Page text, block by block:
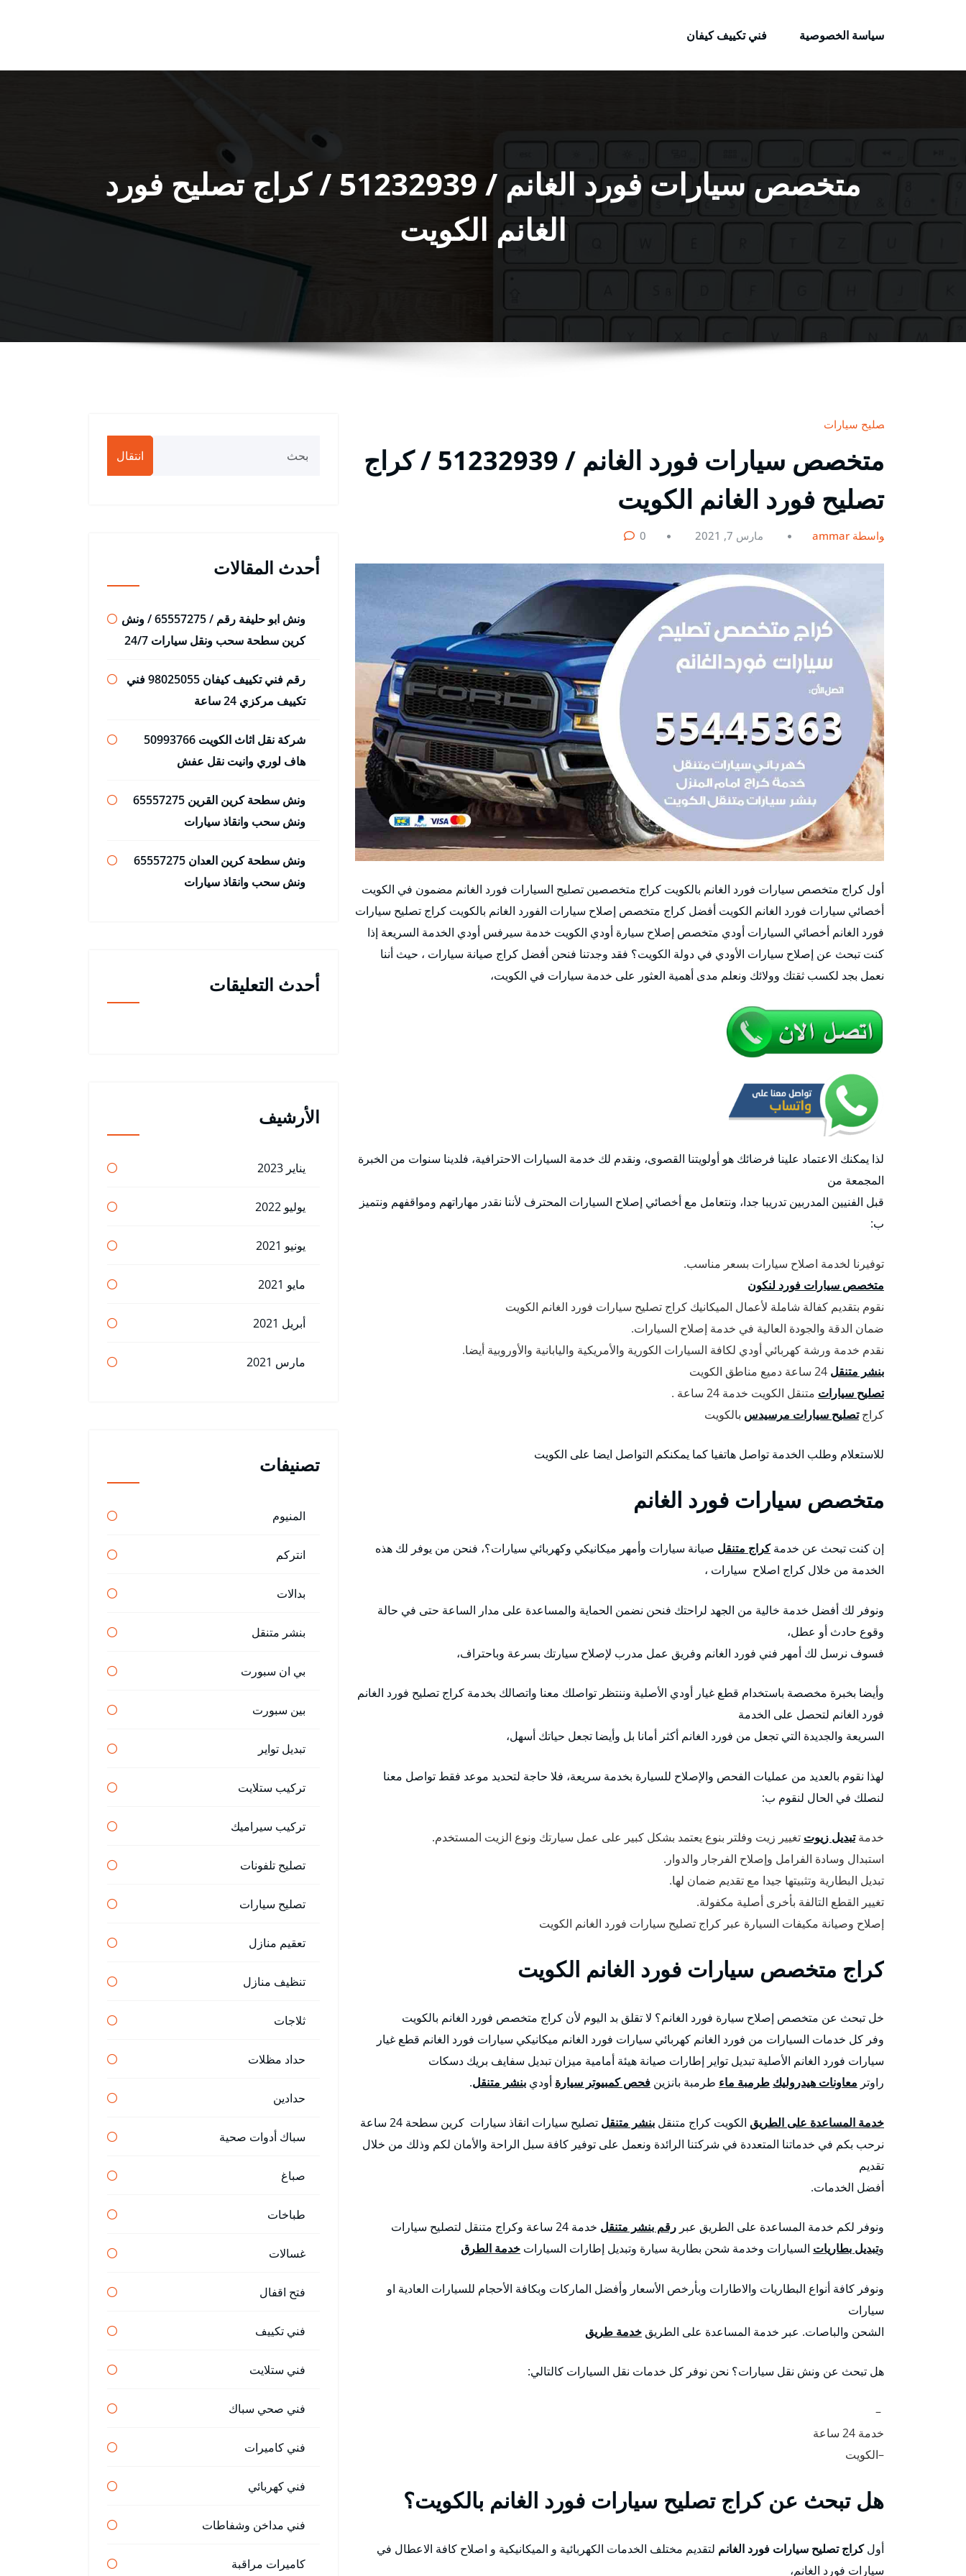
سياسة الخصوصية
فني تكييف كيفان
متخصص سيارات فورد الغانم / 51232939‬ / كراج تصليح فورد
الغانم الكويت
تصليح سيارات
متخصص سيارات فورد الغانم / 51232939‬ / كراج
تصليح فورد الغانم الكويت
بواسطة ammar مارس 7, 2021 0
أول كراج متخصص سيارات فورد الغانم بالكويت كراج متخصصين تصليح السيارات فورد الغانم مضمون في الكويت
أخصائي سيارات فورد الغانم الكويت أفضل كراج متخصص إصلاح سيارات الفورد الغانم بالكويت كراج تصليح سيارات
فورد الغانم أخصائي السيارات أودي متخصص إصلاح سيارة أودي الكويت خدمة سيرفس أودي الخدمة السريعة إذا
كنت تبحث عن إصلاح سيارات الأودي في دولة الكويت؟ فقد وجدتنا فنحن أفضل كراج صيانة سيارات ، حيث أننا
نعمل بجد لكسب ثقتك وولائك ونعلم مدى أهمية العثور على خدمة سيارات في الكويت،
لذا يمكنك الاعتماد علينا فرضائك هو أولويتنا القصوى، ونقدم لك خدمة السيارات الاحترافية، فلدينا سنوات من الخبرة
المجمعة من
قبل الفنيين المدربين تدريبا جدا، ونتعامل مع أخصائي إصلاح السيارات المحترف لأننا نقدر مهاراتهم ومواقفهم ونتميز
ب:
توفيرنا لخدمة اصلاح سيارات بسعر مناسب.
متخصص سيارات فورد لنكون
نقوم بتقديم كفالة شاملة لأعمال الميكانيك كراج تصليح سيارات فورد الغانم الكويت
ضمان الدقة والجودة العالية في خدمة إصلاح السيارات.
نقدم خدمة ورشة كهربائي أودي لكافة السيارات الكورية والأمريكية واليابانية والأوروبية أيضا.
بنشر متنقل
تصليح سيارات متنقل الكويت خدمة 24 ساعة .
كراجتصليح سيارات مرسيدس بالكويت
للاستعلام وطلب الخدمة تواصل هاتفيا كما يمكنكم التواصل ايضا على الكويت
متخصص سيارات فورد الغانم
إن كنت تبحث عن خدمةكراج متنقل صيانة سيارات وأمهر ميكانيكي وكهربائي سيارات؟، فنحن من يوفر لك هذه
الخدمة من خلال كراج اصلاح سيارات ،
ونوفر لك أفضل خدمة خالية من الجهد لراحتك فنحن نضمن الحماية والمساعدة على مدار الساعة حتى في حالة
وقوع حادث أو عطل،
فسوف نرسل لك أمهر فني فورد الغانم وفريق عمل مدرب لإصلاح سيارتك بسرعة وباحتراف،
وأيضا بخبرة مخصصة باستخدام قطع غيار أودي الأصلية وننتظر تواصلك معنا واتصالك بخدمة كراج تصليح فورد الغانم
فورد الغانم لتحصل على الخدمة
السريعة والجديدة التي تجعل من فورد الغانم أكثر أمانا بل وأيضا تجعل حياتك أسهل،
لهذا نقوم بالعديد من عمليات الفحص والإصلاح للسيارة بخدمة سريعة، فلا حاجة لتحديد موعد فقط تواصل معنا
لنصلك في الحال لنقوم ب:
خدمةتبديل زيوت تغيير زيت وفلتر بنوع يعتمد بشكل كبير على عمل سيارتك ونوع الزيت المستخدم.
استبدال وسادة الفرامل وإصلاح الفرجار والدوار.
تبديل البطارية وتثبيتها جيدا مع تقديم ضمان لها.
تغيير القطع التالفة بأخرى أصلية مكفولة.
إصلاح وصيانة مكيفات السيارة عبر كراج تصليح سيارات فورد الغانم الكويت
كراج متخصص سيارات فورد الغانم الكويت
خل تبحث عن متخصص إصلاح سيارة فورد الغانم؟ لا تقلق بد اليوم لأن كراج متخصص فورد الغانم بالكويت
وفر كل خدمات السيارات من فورد الغانم كهربائي سيارات فورد الغانم ميكانيكي سيارات فورد الغانم قطع غيار
سيارات فورد الغانم الأصلية تبديل تواير إطارات صيانة هيئة أمامية ميزان تبديل سفايف بريك دسكات
راوتر معاونات هيدروليك طرمبة ماء طرمبة بانزين فحص كمبيوتر سيارة أودي بنشر متنقل.
خدمة المساعدة على الطريق الكويت كراج متنقل بنشر متنقل تصليح سيارات انقاذ سيارات كرين سطحة 24 ساعة
نرحب بكم في خدماتنا المتعددة في شركتنا الرائدة ونعمل على توفير كافة سبل الراحة والأمان لكم وذلك من خلال
تقديم
أفضل الخدمات.
ونوفر لكم خدمة المساعدة على الطريق عبر رقم بنشر متنقل خدمة 24 ساعة وكراج متنقل لتصليح سيارات
وتبديل بطاريات السيارات وخدمة شحن بطارية سيارة وتبديل إطارات السيارات خدمة الطرق
ونوفر كافة أنواع البطاريات والاطارات وبأرخص الأسعار وأفضل الماركات وبكافة الأحجام للسيارات العادية او
سيارات
الشحن والباصات. عبر خدمة المساعدة على الطريق خدمة طريق
هل تبحث عن ونش نقل سيارات؟ نحن نوفر كل خدمات نقل السيارات كالتالي:
–
خدمة 24 ساعة
–الكويت
هل تبحث عن كراج تصليح سيارات فورد الغانم بالكويت؟
أولكراج تصليح سيارات فورد الغانم لتقديم مختلف الخدمات الكهربائية و الميكانيكية و اصلاح كافة الاعطال في
سيارات فورد الغانم،
انتقال
أحدث المقالات
ونش ابو حليفة رقم / 65557275 / ونش
كرين سطحة سحب ونقل سيارات 24/7
رقم فني تكييف كيفان 98025055 فني
تكييف مركزي 24 ساعة
شركة نقل اثاث الكويت 50993766
هاف لوري وانيت نقل عفش
ونش سطحة كرين القرين 65557275
ونش سحب وانقاذ سيارات
ونش سطحة كرين العدان 65557275
ونش سحب وانقاذ سيارات
أحدث التعليقات
الأرشيف
يناير 2023
يوليو 2022
يونيو 2021
مايو 2021
أبريل 2021
مارس 2021
تصنيفات
المنيوم
انتركم
بدالات
بنشر متنقل
بي ان سبورت
بين سبورت
تبديل تواير
تركيب ستلايت
تركيب سيراميك
تصليح تلفونات
تصليح سيارات
تعقيم منازل
تنظيف منازل
ثلاجات
حداد مظلات
حدادين
سباك أدوات صحية
صباغ
طباخات
غسالات
فتح اقفال
فني تكييف
فني ستلايت
فني صحي سباك
فني كاميرات
فني كهربائي
فني مداخن وشفاطات
كاميرات مراقبة